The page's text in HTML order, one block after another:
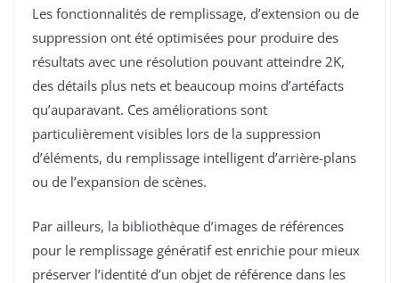
Les fonctionnalités de remplissage, d’extension ou de
suppression ont été optimisées pour produire des
résultats avec une résolution pouvant atteindre 2K,
des détails plus nets et beaucoup moins d’artéfacts
qu’auparavant. Ces améliorations sont
particulièrement visibles lors de la suppression
d’éléments, du remplissage intelligent d’arrière-plans
ou de l’expansion de scènes.
Par ailleurs, la bibliothèque d’images de références
pour le remplissage génératif est enrichie pour mieux
préserver l’identité d’un objet de référence dans les